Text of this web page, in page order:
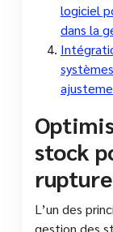
logiciel
dans la
stock
L’un des
gestion des